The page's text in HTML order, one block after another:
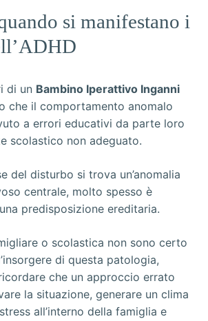
si manifestano i
di un Bambino Iperattivo Inganni
che il comportamento anomalo
a errori educativi da parte loro
scolastico non adeguato.
del disturbo si trova un’anomalia
centrale, molto spesso è
predisposizione ereditaria.
o scolastica non sono certo
di questa patologia,
che un approccio errato
la situazione, generare un clima
all’interno della famiglia e